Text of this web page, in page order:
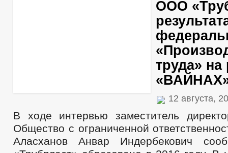
ООО
труда» на
12 августа,
В ходе интервью заместитель
Общество с ограниченной
Аласханов Анвар Индербекович